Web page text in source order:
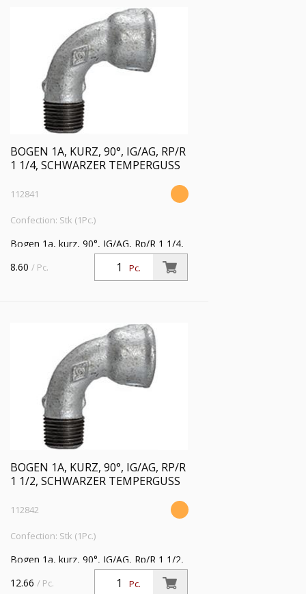
BOGEN 1A, KURZ, 90°, IG/AG, RP/R
1 1/4, SCHWARZER TEMPERGUSS
112841
Confection: Stk (1Pc.)
Bogen 1a, kurz, 90°, IG/AG, Rp/R 1 1/4,
Betriebstemperatur -20 °C bis 300 °C,
schwarzer Temperguss, feuerverzinkt,
Pc.
8.60 / Pc.
BOGEN 1A, KURZ, 90°, IG/AG, RP/R
1 1/2, SCHWARZER TEMPERGUSS
112842
Confection: Stk (1Pc.)
Bogen 1a, kurz, 90°, IG/AG, Rp/R 1 1/2,
Betriebstemperatur -20 °C bis 300 °C,
schwarzer Temperguss, feuerverzinkt,
Pc.
12.66 / Pc.